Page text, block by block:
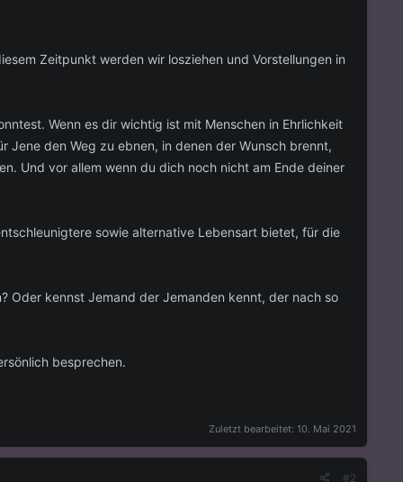
Zeitpunkt werden wir losziehen und Vorstellungen in
Wenn es dir wichtig ist mit Menschen in Ehrlichkeit
Jene den Weg zu ebnen, in denen der Wunsch brennt,
Und vor allem wenn du dich noch nicht am Ende deiner
sowie alternative Lebensart bietet, für die
Oder kennst Jemand der Jemanden kennt, der nach so
besprechen.
Zuletzt bearbeitet: 10. Mai 2021
#2